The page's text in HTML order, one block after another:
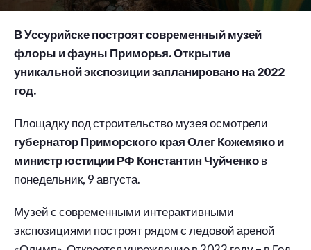
В Уссурийске построят современный музей
флоры и фауны Приморья. Открытие
уникальной экспозиции запланировано на 2022
год.
Площадку под строительство музея осмотрели
губернатор Приморского края Олег Кожемяко и
министр юстиции РФ Константин Чуйченков
понедельник, 9 августа.
Музей с современными интерактивными
экспозициями построят рядом с ледовой ареной